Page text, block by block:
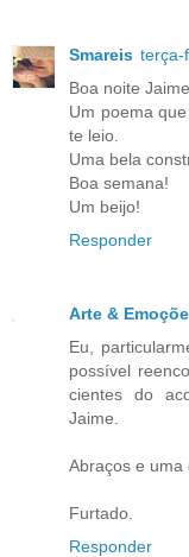
Smareis terça-
Boa noite
Um poema
te leio.
Uma bela
Boa semana!
Um beijo!
Responder
Arte &
Eu,
possível
cientes do
Jaime.
Abraços e uma
Furtado.
Responder